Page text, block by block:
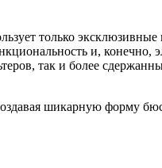
только эксклюзивные
и, конечно,
так и более
шикарную форму